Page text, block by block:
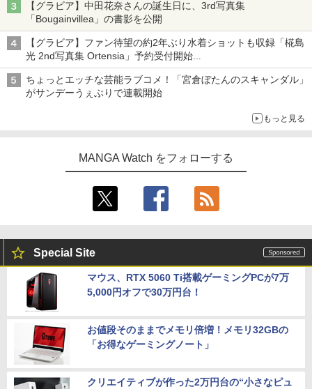
【グラビア】中田花奈さんの誕生日に、3rd写真集
「Bougainvillea」の書影を公開
【グラビア】ファン待望の約2年ぶり水着ショットも収録「椛島
光 2nd写真集 Ortensia」予約受付開始
10月30日発売
ちょっとエッチな芸能ラブコメ！「宮倉ぼたんのスキャンダル」
がサンデーうぇぶりで連載開始
もっと見る
MANGA Watch をフォローする
Special Site
マウス、RTX 5060 Ti搭載ゲーミングPCが7万
5,000円オフで30万円台！
お値段そのままでメモリ倍増！メモリ32GBの
「お得なゲーミングノート」
クリエイティブが作った2万円台の“小さなピュ